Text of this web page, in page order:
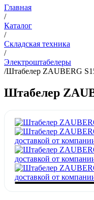
Главная
/
Каталог
/
Складская техника
/
Электроштабелеры
/Штабелер ZAUBERG
Штабелер